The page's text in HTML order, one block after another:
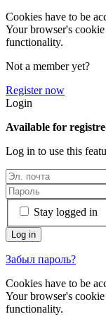
Cookies have to be
Your browser's
functionality.
Not a member yet?
Register now
Login
Available for
Log in to use this
Stay logged in
Забыл пароль?
Cookies have to be
Your browser's
functionality.